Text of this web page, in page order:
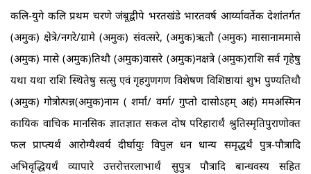
कलि-युगे कलि प्रथम चरणे जंबूद्वीपे भरतखंडे भारतवर्ष आर्य्यावर्तेक देशांतर्गत
(अमुक) क्षेत्रे/नगरे/ग्रामे (अमुक) संवत्सरे, (अमुक)ऋतौ (अमुक) मासानाममासे
(अमुक) मासे (अमुक)तिथौ (अमुक)वासरे (अमुक)नक्षत्रे (अमुक)राशि सर्व गृहेषु
यथा यथा राशि स्थितेषु सत्सु एवं गृहगुणगण विशेषण विशिष्ठायां शुभ पुण्यतिथौ
(अमुक) गोत्रोत्पन्न(अमुक)नाम ( शर्मा/ वर्मा/ गुप्तो दासोऽहम्‌ अहं) ममअस्मिन
कायिक वाचिक मानसिक ज्ञातज्ञात सकल दोष परिहारार्थं श्रुतिस्मृतिपुराणोक्त
फल प्राप्त्यर्थं आरोग्यैश्वर्य दीर्घायुः विपुल धन धान्य समृद्धर्थं पुत्र-पौत्रादि
अभिवृद्धियर्थं व्यापारे उत्तरोत्तरलाभार्थं सुपुत्र पौत्रादि बान्धवस्य सहित